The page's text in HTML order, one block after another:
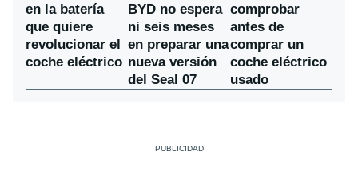
en la batería
que quiere
revolucionar el
coche eléctrico
BYD no espera
ni seis meses
en preparar una
nueva versión
del Seal 07
comprobar
antes de
comprar un
coche eléctrico
usado